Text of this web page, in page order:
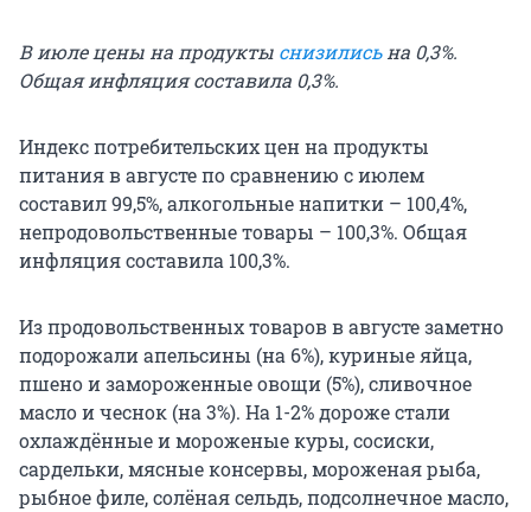
В июле цены на продукты снизилисьна 0,3%.
Общая инфляция составила 0,3%.
Индекс потребительских цен на продукты
питания в августе по сравнению с июлем
составил 99,5%, алкогольные напитки – 100,4%,
непродовольственные товары – 100,3%. Общая
инфляция составила 100,3%.
Из продовольственных товаров в августе заметно
подорожали апельсины (на 6%), куриные яйца,
пшено и замороженные овощи (5%), сливочное
масло и чеснок (на 3%). На 1-2% дороже стали
охлаждённые и мороженые куры, сосиски,
сардельки, мясные консервы, мороженая рыба,
рыбное филе, солёная сельдь, подсолнечное масло,